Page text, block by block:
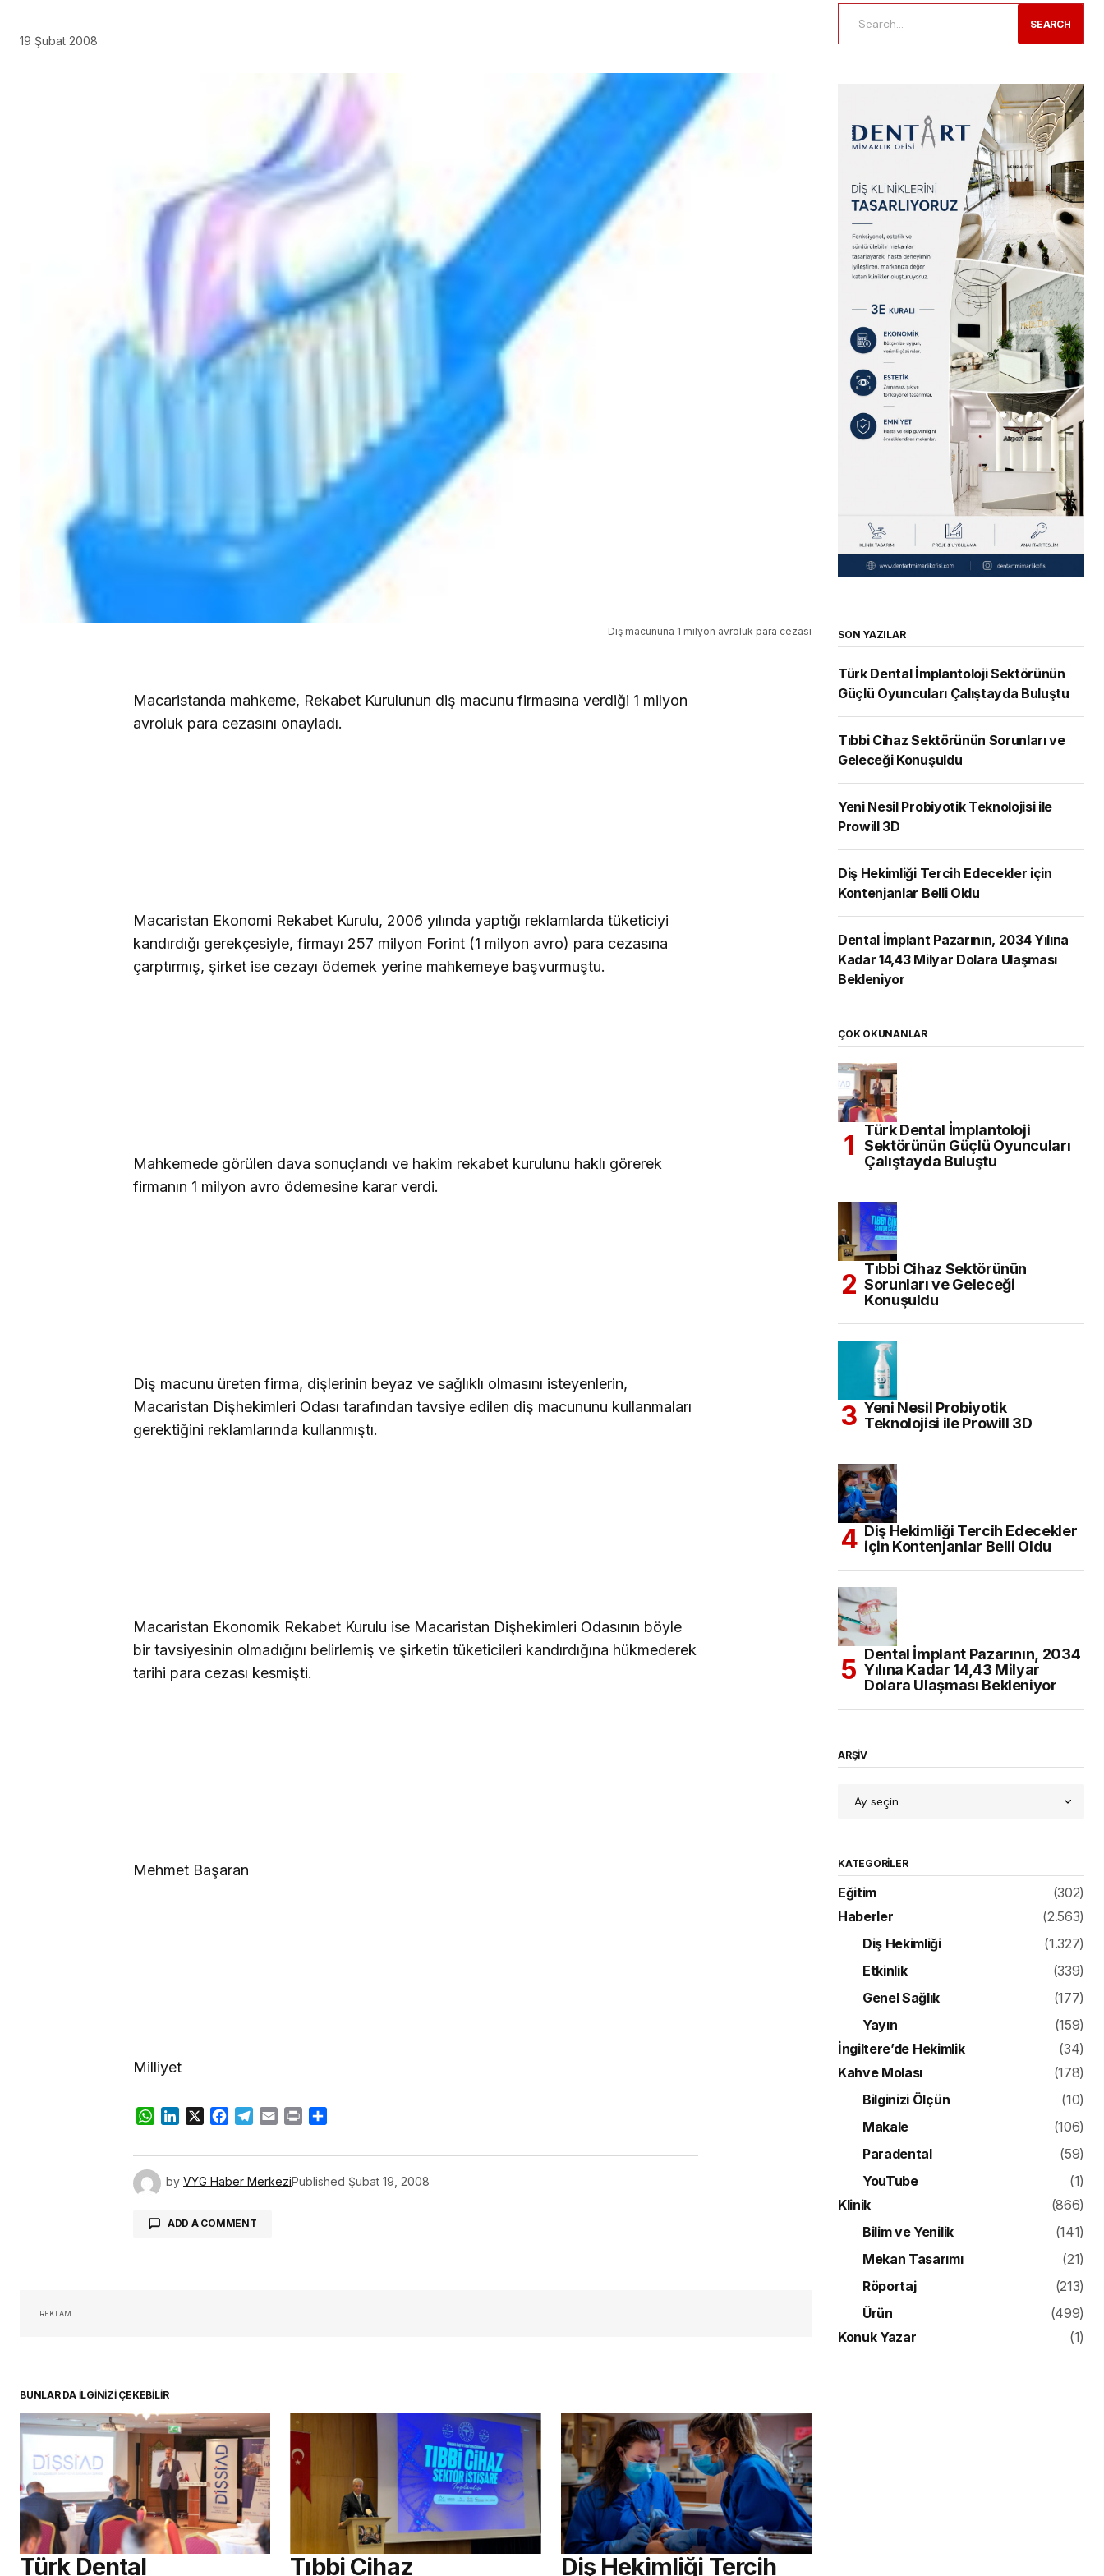
19 Şubat 2008
Diş macununa 1 milyon avroluk para cezası
Macaristanda mahkeme, Rekabet Kurulunun diş macunu firmasına verdiği 1 milyon
avroluk para cezasını onayladı.
Macaristan Ekonomi Rekabet Kurulu, 2006 yılında yaptığı reklamlarda tüketiciyi
kandırdığı gerekçesiyle, firmayı 257 milyon Forint (1 milyon avro) para cezasına
çarptırmış, şirket ise cezayı ödemek yerine mahkemeye başvurmuştu.
Mahkemede görülen dava sonuçlandı ve hakim rekabet kurulunu haklı görerek
firmanın 1 milyon avro ödemesine karar verdi.
Diş macunu üreten firma, dişlerinin beyaz ve sağlıklı olmasını isteyenlerin,
Macaristan Dişhekimleri Odası tarafından tavsiye edilen diş macununu kullanmaları
gerektiğini reklamlarında kullanmıştı.
Macaristan Ekonomik Rekabet Kurulu ise Macaristan Dişhekimleri Odasının böyle
bir tavsiyesinin olmadığını belirlemiş ve şirketin tüketicileri kandırdığına hükmederek
tarihi para cezası kesmişti.
Mehmet Başaran
Milliyet
WhatsApp
LinkedIn
X Facebook
Telegram
Email Print
by VYG Haber MerkeziPublished Şubat 19, 2008
ADD A COMMENT
REKLAM
BUNLAR DA İLGİNİZİ ÇEKEBİLİR
Türk Dental Tıbbi Cihaz Diş Hekimliği Tercih
SEARCH
SON YAZILAR
Türk Dental İmplantoloji Sektörünün
Güçlü Oyuncuları Çalıştayda Buluştu
Tıbbi Cihaz Sektörünün Sorunları ve
Geleceği Konuşuldu
Yeni Nesil Probiyotik Teknolojisi ile
Prowill 3D
Diş Hekimliği Tercih Edecekler için
Kontenjanlar Belli Oldu
Dental İmplant Pazarının, 2034 Yılına
Kadar 14,43 Milyar Dolara Ulaşması
Bekleniyor
ÇOK OKUNANLAR
Türk Dental İmplantoloji
Sektörünün Güçlü Oyuncuları
Çalıştayda Buluştu
Tıbbi Cihaz Sektörünün
Sorunları ve Geleceği
Konuşuldu
Yeni Nesil Probiyotik
Teknolojisi ile Prowill 3D
Diş Hekimliği Tercih Edecekler
için Kontenjanlar Belli Oldu
Dental İmplant Pazarının, 2034
Yılına Kadar 14,43 Milyar
Dolara Ulaşması Bekleniyor
ARŞİV
KATEGORILER
Eğitim
(302)
Haberler
(2.563)
Diş Hekimliği
(1.327)
Etkinlik
(339)
Genel Sağlık
(177)
Yayın
(159)
İngiltere’de Hekimlik
(34)
Kahve Molası
(178)
Bilginizi Ölçün
(10)
Makale
(106)
Paradental
(59)
YouTube
(1)
Klinik
(866)
Bilim ve Yenilik
(141)
Mekan Tasarımı
(21)
Röportaj
(213)
Ürün
(499)
Konuk Yazar
(1)